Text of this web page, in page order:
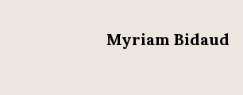
Myriam Bidaud